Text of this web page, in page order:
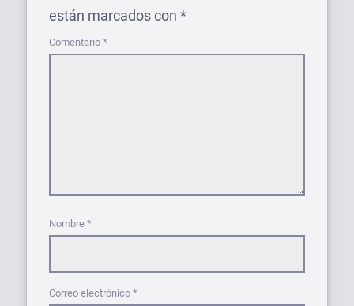
están marcados con *
Comentario *
Nombre *
Correo electrónico *